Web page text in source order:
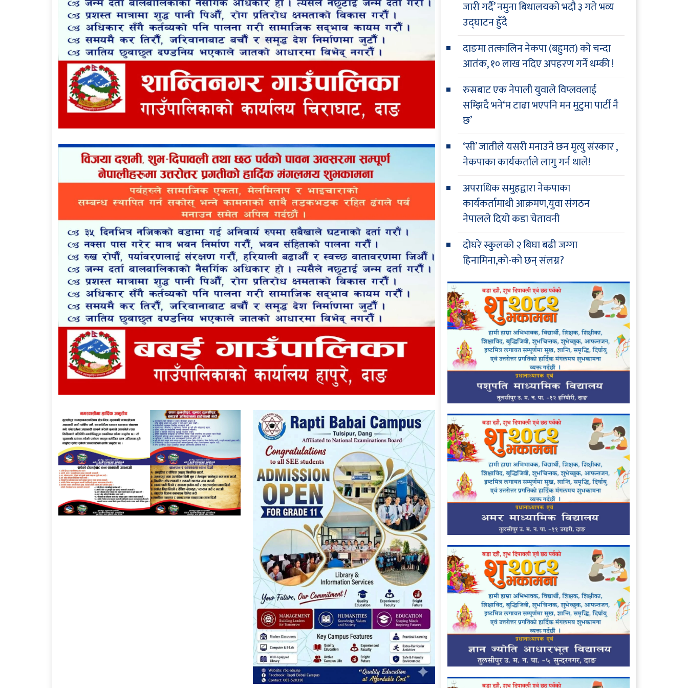
जारी गर्दै’ नमुना बिधालयको भदौ ३ गते भव्य
उद्घाटन हुँदै
दाङमा तत्कालिन नेकपा (बहुमत) को चन्दा
आतंक, १० लाख नदिए अपहरण गर्ने धम्की !
रुसबाट एक नेपाली युवाले विप्लवलाई
सम्झिदै भने‘म टाढा भएपनि मन मुटुमा पार्टी नै
छ’
‘सी’ जातीले यसरी मनाउने छन मृत्यु संस्कार ,
नेकपाका कार्यकर्ताले लागु गर्न थाले!
अपराधिक समुहद्वारा नेकपाका
कार्यकर्तामाथी आक्रमण,युवा संगठन
नेपालले दियो कडा चेतावनी
दोघरे स्कुलको २ बिघा बढी जग्गा
हिनामिना,को-को छन् संलग्न?